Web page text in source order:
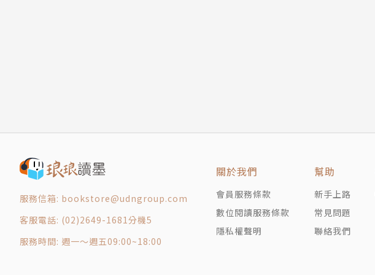
服務信箱: bookstore@udngroup.com
客服電話: (02)2649-1681分機5
服務時間: 週一～週五09:00~18:00
關於我們
會員服務條款
數位閱讀服務條款
隱私權聲明
幫助
新手上路
常見問題
聯絡我們